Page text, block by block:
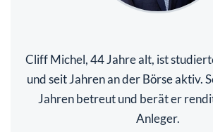
Cliff Michel, 44 Jahre alt, ist
und seit Jahren an der Börse aktiv.
Jahren betreut und berät er
Anleger.